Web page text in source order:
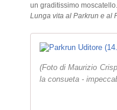
un graditissimo moscatello.
Lunga vita al Parkrun e al
(Foto di Maurizio
la consueta -